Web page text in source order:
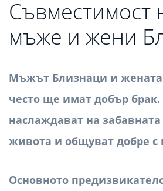
Съвместимост
мъже и жени
Мъжът Близнаци и
често ще имат добър
наслаждават на забавната
живота и общуват добре с
Основното